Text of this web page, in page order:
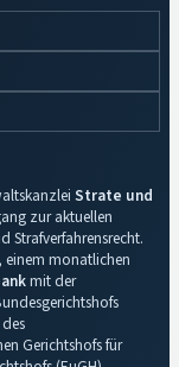
Strate und
zur aktuellen
Strafverfahrensrecht.
, einem monatlichen
mit der
Gerichtshofs für